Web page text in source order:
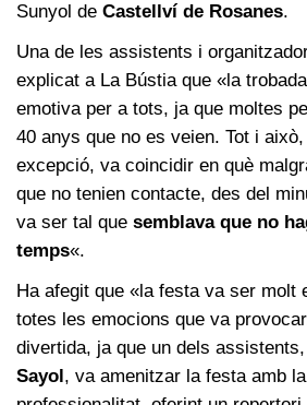
Sunyol de Castellví de Rosanes.
Una de les assistents i
explicat a La Bústia que «la
emotiva per a tots, ja que moltes
40 anys que no es veien. Tot i
excepció, va coincidir en què
que no tenien contacte, des del
va ser tal que semblava que no
temps«.
Ha afegit que «la festa va ser molt
totes les emocions que va
divertida, ja que un dels
Sayol, va amenitzar la festa amb